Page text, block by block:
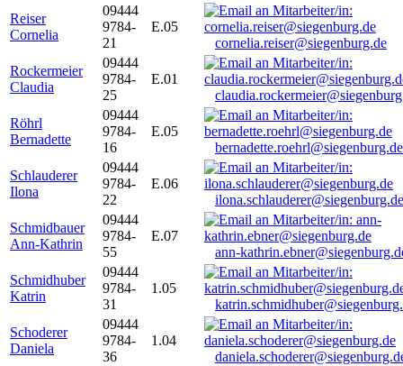
Reiser
Cornelia
09444
9784-
21
E.05
cornelia.reiser@siegenburg.de
Rockermeier
Claudia
09444
9784-
25
E.01
Röhrl
Bernadette
09444
9784-
16
E.05
bernadette.roehrl@siegenburg.de
Schlauderer
Ilona
09444
9784-
22
E.06
ilona.schlauderer@siegenburg.de
Schmidbauer
Ann-Kathrin
09444
9784-
55
E.07
ann-
Schmidhuber
Katrin
09444
9784-
31
1.05
Schoderer
Daniela
09444
9784-
36
1.04